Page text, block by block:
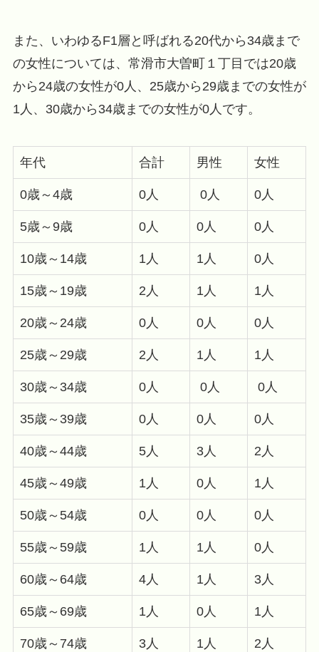
また、いわゆるF1層と呼ばれる20代から34歳まで
の女性については、常滑市大曽町１丁目では20歳
から24歳の女性が0人、25歳から29歳までの女性が
1人、30歳から34歳までの女性が0人です。
年代 合計 男性 女性
0歳～4歳 0人 0人 0人
5歳～9歳 0人 0人 0人
10歳～14歳 1人 1人 0人
15歳～19歳 2人 1人 1人
20歳～24歳 0人 0人 0人
25歳～29歳 2人 1人 1人
30歳～34歳 0人 0人 0人
35歳～39歳 0人 0人 0人
40歳～44歳 5人 3人 2人
45歳～49歳 1人 0人 1人
50歳～54歳 0人 0人 0人
55歳～59歳 1人 1人 0人
60歳～64歳 4人 1人 3人
65歳～69歳 1人 0人 1人
70歳～74歳 3人 1人 2人